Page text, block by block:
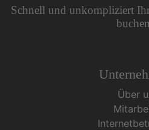
Schnell und unkompliziert
Über